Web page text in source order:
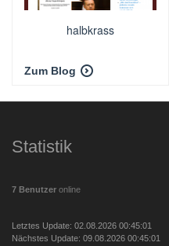
halbkrass
Zum Blog
Statistik
7 Benutzer online
Letztes Update: 02.08.2026 00:45:01
Nächstes Update: 09.08.2026 00:45:01